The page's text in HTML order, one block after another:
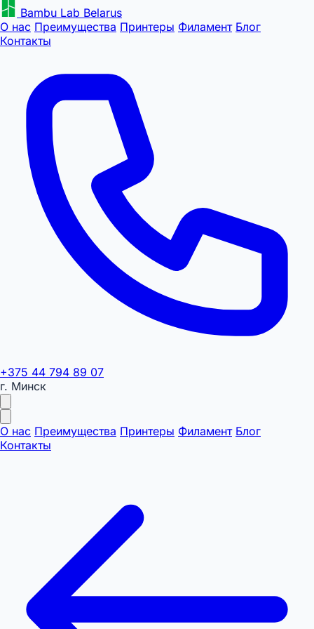
Bambu Lab Belarus
О нас Преимущества Принтеры Филамент Блог
Контакты
+375 44 794 89 07
г. Минск
О нас Преимущества Принтеры Филамент Блог
Контакты